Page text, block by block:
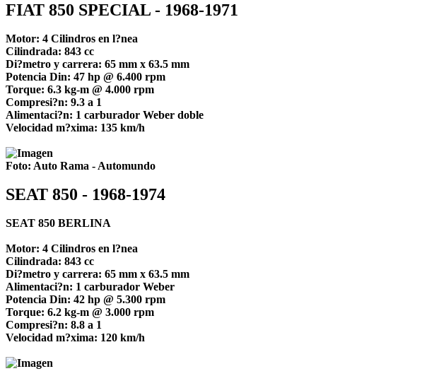
FIAT 850 SPECIAL - 1968-1971
Motor: 4 Cilindros en l?nea
Cilindrada: 843 cc
Di?metro y carrera: 65 mm x 63.5 mm
Potencia Din: 47 hp @ 6.400 rpm
Torque: 6.3 kg-m @ 4.000 rpm
Compresi?n: 9.3 a 1
Alimentaci?n: 1 carburador Weber doble
Velocidad m?xima: 135 km/h
Foto: Auto Rama - Automundo
SEAT 850 - 1968-1974
SEAT 850 BERLINA
Motor: 4 Cilindros en l?nea
Cilindrada: 843 cc
Di?metro y carrera: 65 mm x 63.5 mm
Alimentaci?n: 1 carburador Weber
Potencia Din: 42 hp @ 5.300 rpm
Torque: 6.2 kg-m @ 3.000 rpm
Compresi?n: 8.8 a 1
Velocidad m?xima: 120 km/h